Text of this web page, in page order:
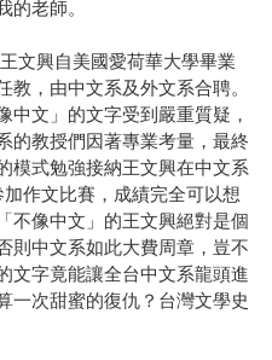
的老師。
文興自美國愛荷華大學畢業
，由中文系及外文系合聘。
中文」的文字受到嚴重質疑，
的教授們因著專業考量，最終
模式勉強接納王文興在中文系
作文比賽，成績完全可以想
不像中文」的王文興絕對是個
則中文系如此大費周章，豈不
文字竟能讓全台中文系龍頭進
一次甜蜜的復仇？台灣文學史